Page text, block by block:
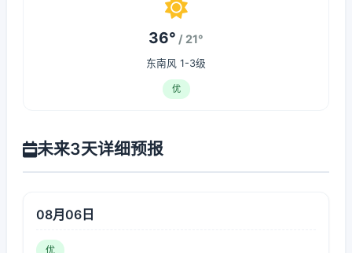
36° / 21°
东南风 1-3级
优
未来3天详细预报
08月06日
优